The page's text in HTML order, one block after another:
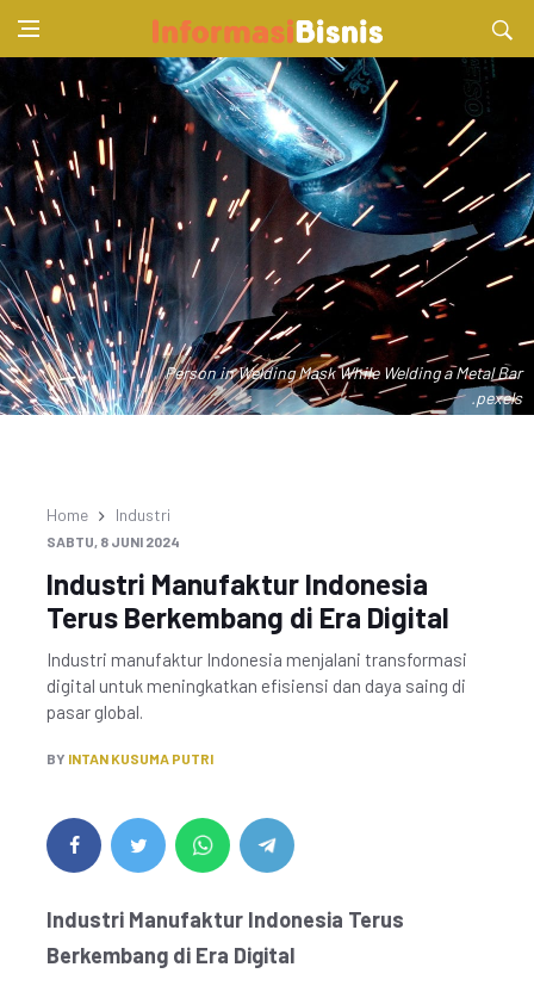
Person in Welding Mask While Welding a Metal Bar
.pexels
Home Industri
SABTU, 8 JUNI 2024
Industri Manufaktur Indonesia
Terus Berkembang di Era Digital
Industri manufaktur Indonesia menjalani transformasi
digital untuk meningkatkan efisiensi dan daya saing di
pasar global.
BY INTAN KUSUMA PUTRI
Industri Manufaktur Indonesia Terus
Berkembang di Era Digital